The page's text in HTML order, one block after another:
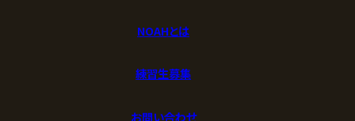
NOAHとは
練習生募集
お問い合わせ